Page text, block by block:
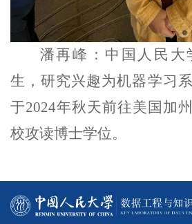
潘再峰：中国人民大
生，研究兴趣为机器学习
于2024年秋天前往美国加
校攻读博士学位。